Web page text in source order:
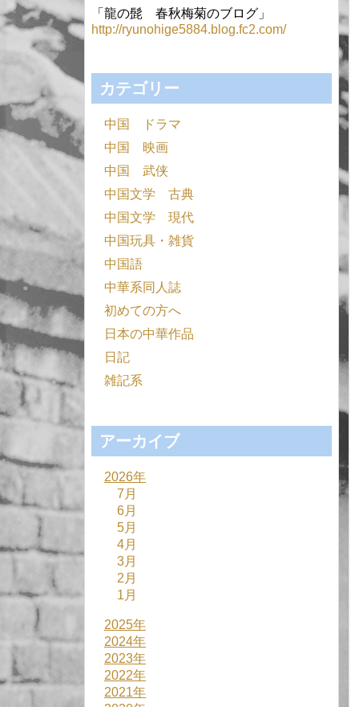
「龍の髭 春秋梅菊のブログ」
http://ryunohige5884.blog.fc2.com/
カテゴリー
中国 ドラマ
中国 映画
中国 武侠
中国文学 古典
中国文学 現代
中国玩具・雑貨
中国語
中華系同人誌
初めての方へ
日本の中華作品
日記
雑記系
アーカイブ
2026年
7月
6月
5月
4月
3月
2月
1月
2025年
2024年
2023年
2022年
2021年